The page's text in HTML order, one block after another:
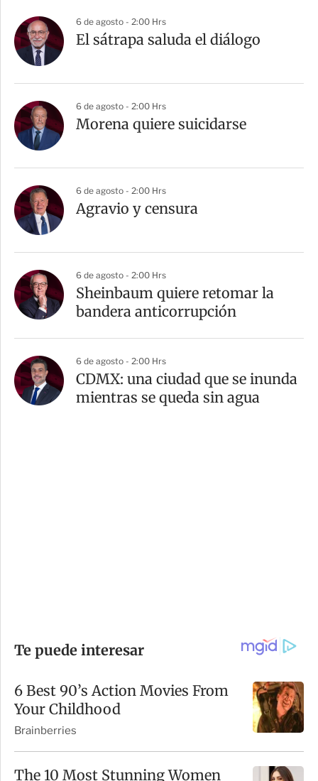
6 de agosto - 2:00 Hrs
El sátrapa saluda el diálogo
6 de agosto - 2:00 Hrs
Morena quiere suicidarse
6 de agosto - 2:00 Hrs
Agravio y censura
6 de agosto - 2:00 Hrs
Sheinbaum quiere retomar la
bandera anticorrupción
6 de agosto - 2:00 Hrs
CDMX: una ciudad que se inunda
mientras se queda sin agua